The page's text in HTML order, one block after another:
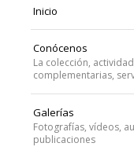
Inicio
Conócenos
La colección,
complementarias,
Galerías
Fotografías, vídeos,
publicaciones